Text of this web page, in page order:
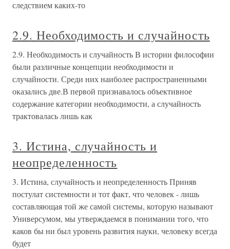
следствием каких-то
2.9. Необходимость и случайность
2.9. Необходимость и случайность В истории философии
были различные концепции необходимости и
случайности. Среди них наиболее распространенными
оказались две.В первой признавалось объективное
содержание категории необходимости, а случайность
трактовалась лишь как
3. Истина, случайность и
неопределенность
3. Истина, случайность и неопределенность Приняв
постулат системности и тот факт, что человек - лишь
составляющая той же самой системы, которую называют
Универсумом, мы утверждаемся в понимании того, что
каков бы ни был уровень развития науки, человеку всегда
будет